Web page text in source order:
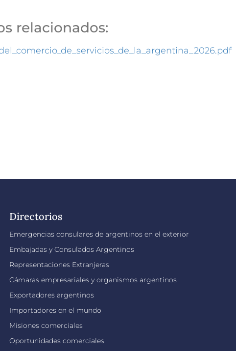
relacionados:
Directorios
Emergencias consulares de argentinos en el exterior
Embajadas y Consulados Argentinos
Representaciones Extranjeras
Cámaras empresariales y organismos argentinos
Exportadores argentinos
Importadores en el mundo
Misiones comerciales
Oportunidades comerciales